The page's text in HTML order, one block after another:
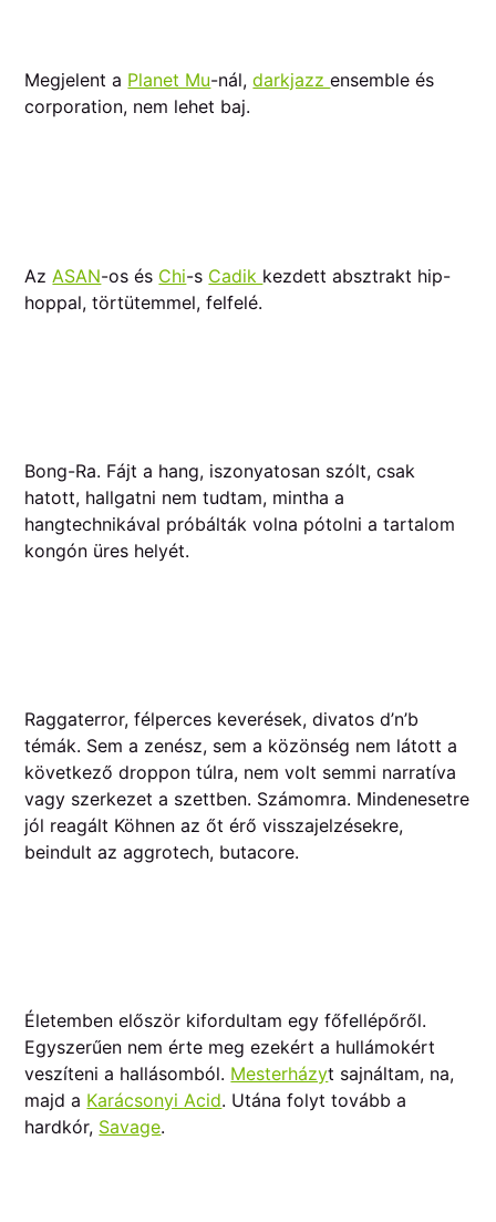
Megjelent a Planet Mu-nál,darkjazzensemble és
corporation, nem lehet baj.
Az ASAN-os és Chi-s Cadik kezdett absztrakt hip-
hoppal, törtütemmel, felfelé.
Bong-Ra. Fájt a hang, iszonyatosan szólt, csak
hatott, hallgatni nem tudtam, mintha a
hangtechnikával próbálták volna pótolni a tartalom
kongón üres helyét.
Raggaterror, félperces keverések, divatos d’n’b
témák. Sem a zenész, sem a közönség nem látott a
következő droppon túlra, nem volt semmi narratíva
vagy szerkezet a szettben. Számomra. Mindenesetre
jól reagált Köhnen az őt érő visszajelzésekre,
beindult az aggrotech, butacore.
Életemben először kifordultam egy főfellépőről.
Egyszerűen nem érte meg ezekért a hullámokért
veszíteni a hallásomból. Mesterházyt sajnáltam, na,
majd a Karácsonyi Acid. Utána folyt tovább a
hardkór, Savage.